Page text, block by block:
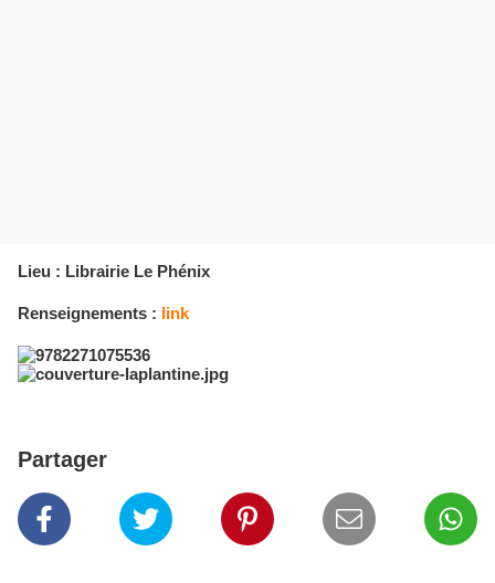
Lieu : Librairie Le Phénix
Renseignements : link
Partager